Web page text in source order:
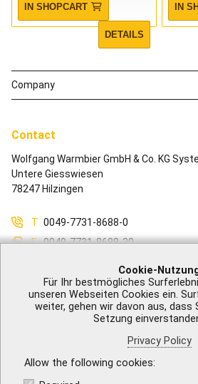
Cookie-
Für Ihr bestmögliches
unseren Webseiten Cookies ein.
weiter, gehen wir davon aus, dass
Setzung
Privacy Policy
Allow the following cookies
IN SHOPCART
DETAILS
IN
Contact
Wolfgang Warmbier GmbH & Co. KG
Untere Giesswiesen
78247 Hilzingen
T 0049-7731-8688-0
F
0049-7731-8688-30
Company
Privacy Policy